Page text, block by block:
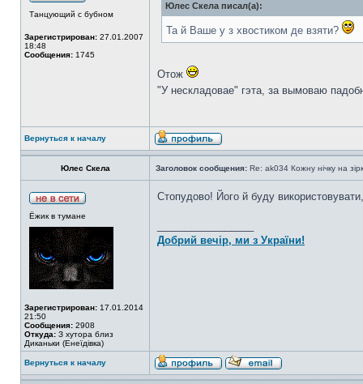
Танцующий с бубном
Зарегистрирован: 27.01.2007
18:48
Сообщения: 1745
Юлес Скела писал(а):
Та й Ваше у з хвостиком де взяти?
Отож
"У нескладовае" гэта, за вымоваю
Вернуться к началу
Юлес Скела Заголовок сообщения: Re: ak034 Кожну нічку на
Ёжик в тумане
Зарегистрирован: 17.01.2014
21:50
Сообщения: 2908
Откуда: З хутора близ
Диканьки (Енеїдівка)
Стопудово! Його й буду
Добрий вечір, ми з України!
Вернуться к началу